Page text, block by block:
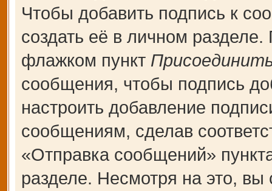
Чтобы добавить подпись к
создать её в личном
флажком пункт
сообщения, чтобы подпись
настроить добавление
сообщениям, сделав
«Отправка сообщений»
разделе. Несмотря на это,